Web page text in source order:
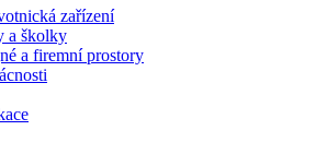
zařízení
a školky
a firemní prostory